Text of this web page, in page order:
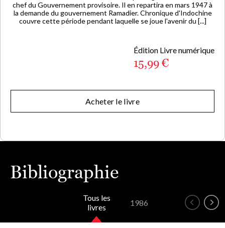
chef du Gouvernement provisoire. Il en repartira en mars 1947 à
la demande du gouvernement Ramadier. Chronique d'Indochine
couvre cette période pendant laquelle se joue l'avenir du [...]
Édition Livre numérique
15,99 €
Acheter le livre
Bibliographie
Tous les
livres
1986